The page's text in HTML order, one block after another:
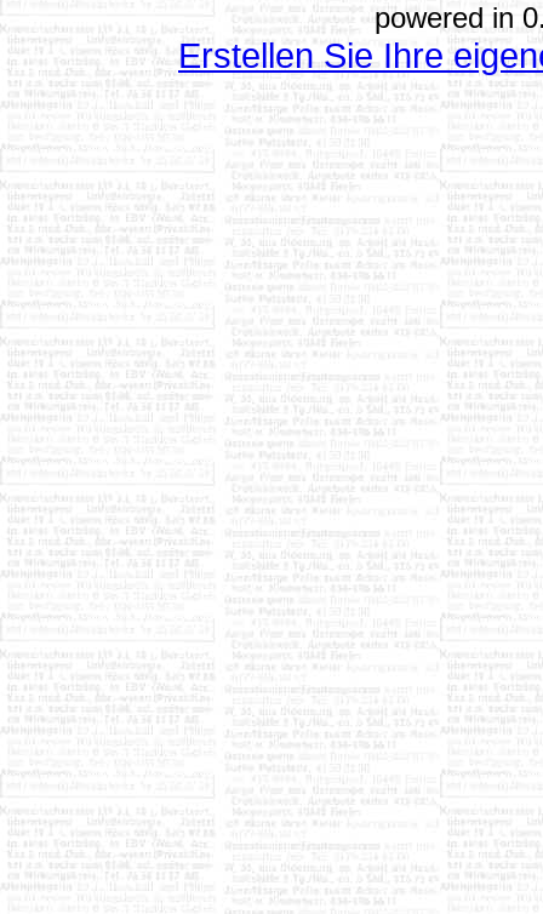
powered in
Erstellen Sie Ihre